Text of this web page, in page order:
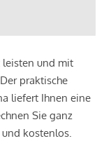
leisten und mit
praktische
liefert Ihnen eine
Sie ganz
kostenlos.